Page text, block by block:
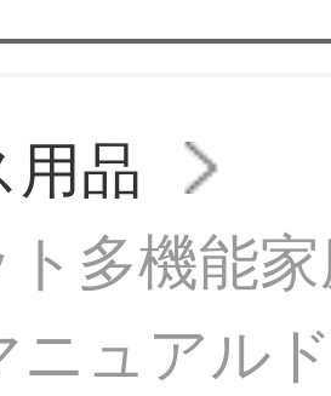
品
多機能
ュアル